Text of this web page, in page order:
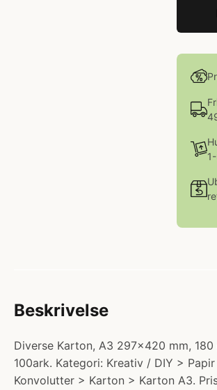
Beskrivelse
Diverse Karton, A3 297x420 mm, 180
100ark. Kategori: Kreativ / DIY >
Konvolutter > Karton > Karton A3.